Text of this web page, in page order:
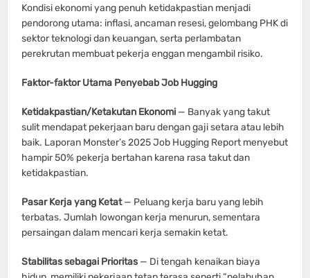
Kondisi ekonomi yang penuh ketidakpastian menjadi
pendorong utama: inflasi, ancaman resesi, gelombang PHK di
sektor teknologi dan keuangan, serta perlambatan
perekrutan membuat pekerja enggan mengambil risiko.
Faktor-faktor Utama Penyebab Job Hugging
Ketidakpastian/Ketakutan Ekonomi — Banyak yang takut
sulit mendapat pekerjaan baru dengan gaji setara atau lebih
baik. Laporan Monster’s 2025 Job Hugging Report menyebut
hampir 50% pekerja bertahan karena rasa takut dan
ketidakpastian.
Pasar Kerja yang Ketat— Peluang kerja baru yang lebih
terbatas. Jumlah lowongan kerja menurun, sementara
persaingan dalam mencari kerja semakin ketat.
Stabilitas sebagai Prioritas — Di tengah kenaikan biaya